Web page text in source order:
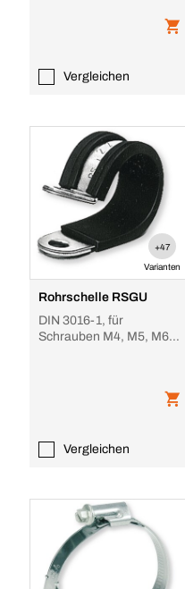
Vergleichen
+47
Varianten
Rohrschelle RSGU
DIN 3016-1, für
Schrauben M4, M5, M6,
Vergleichen